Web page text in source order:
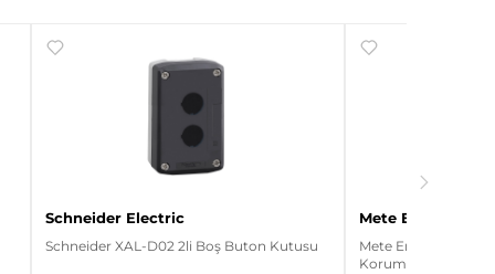
Schneider Electric
Schneider XAL-D02 2li Boş Buton Kutusu
Mete Enerji
Mete Enerji 402636
Korumalı